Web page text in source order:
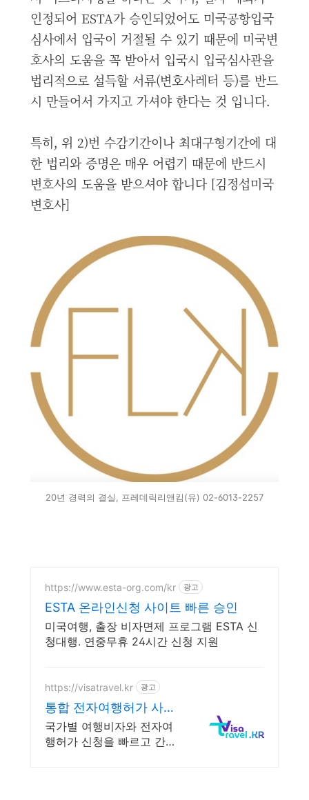
인정되어 ESTA가 승인되었어도 미국공항입국
심사에서 입국이 거절될 수 있기 때문에 미국변
호사의 도움을 꼭 받아서 입국시 입국심사관을
법리적으로 설득할 서류(변호사레터 등)를 반드
시 만들어서 가지고 가셔야 한다는 것 입니다.
특히, 위 2)번 수감기간이나 최대구형기간에 대
한 법리와 증명은 매우 어렵기 때문에 반드시
변호사의 도움을 받으셔야 합니다 [김정섭미국
변호사]
20년 경력의 결실, 프레데릭리앤킴(유) 02-6013-2257
https://www.esta-org.com/kr 광고
ESTA 온라인신청 사이트 빠른 승인
미국여행, 출장 비자면제 프로그램 ESTA 신
청대행. 연중무휴 24시간 신청 지원
https://visatravel.kr 광고
통합 전자여행허가 사이
트
국가별 여행비자와 전자여
행허가 신청을 빠르고 간편